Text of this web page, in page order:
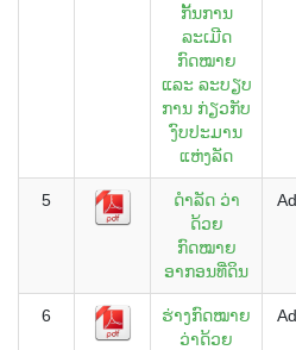
ກັ້ນການ
ລະເມີດ
ກົດໝາຍ
ແລະ ລະບຽບ
ການ ກ່ຽວກັບ
ງົບປະມານ
ແຫ່ງລັດ
5
ດຳລັດ ວ່າ
ດ້ວຍ
ກົດໝາຍ
ອາກອນທີ່ດິນ
6
ຮ່າງກົດໝາຍ
ວ່າດ້ວຍ